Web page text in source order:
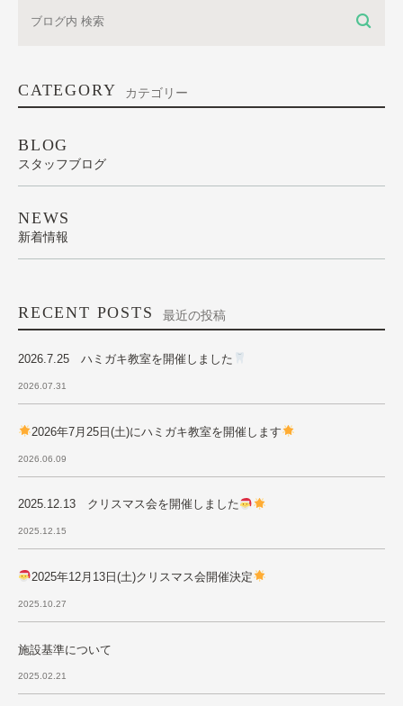
CATEGORY カテゴリー
BLOG
スタッフブログ
NEWS
新着情報
RECENT POSTS 最近の投稿
2026.7.25 ハミガキ教室を開催しました
2026.07.31
2026年7月25日(土)にハミガキ教室を開催します
2026.06.09
2025.12.13 クリスマス会を開催しました
2025.12.15
2025年12月13日(土)クリスマス会開催決定
2025.10.27
施設基準について
2025.02.21